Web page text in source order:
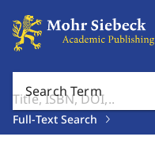
Search Term
Full-Text Search